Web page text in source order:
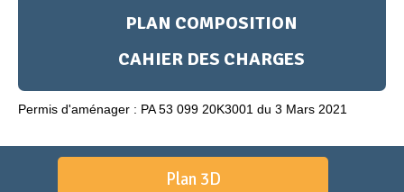
PLAN COMPOSITION
CAHIER DES CHARGES
Permis d'aménager : PA 53 099 20K3001 du 3 Mars 2021
Plan 3D